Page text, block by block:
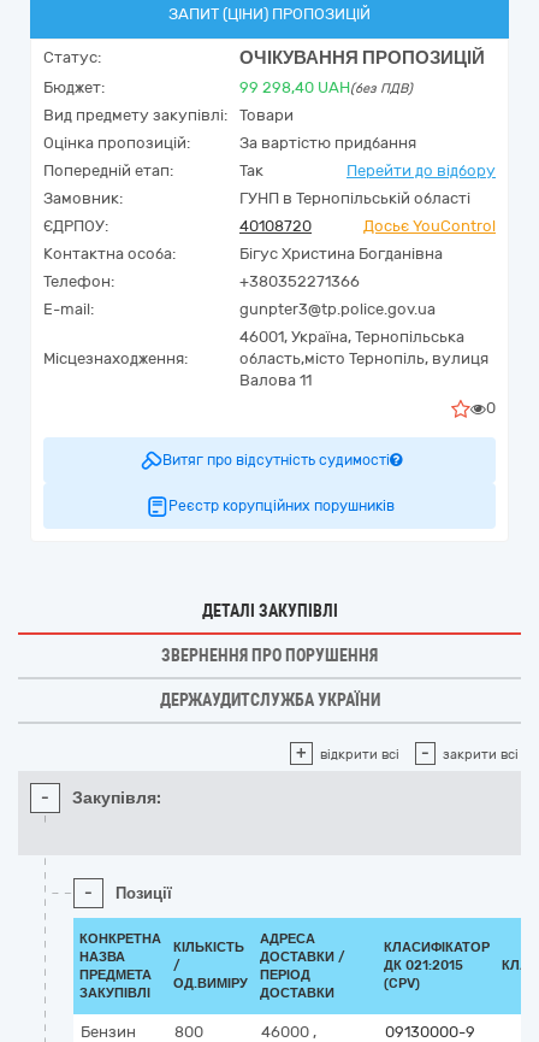
ЗАПИТ (ЦІНИ) ПРОПОЗИЦІЙ
Статус: ОЧІКУВАННЯ ПРОПОЗИЦІЙ
Бюджет: 99 298,40 UAH(без ПДВ)
Вид предмету закупівлі:
Товари
Оцінка пропозицій:
За вартістю придбання
Попередній етап:
Так
Перейти до відбору
Замовник:
ГУНП в Тернопільській області
ЄДРПОУ:
40108720
Досьє YouControl
Контактна особа:
Бігус Христина Богданівна
Телефон:
+380352271366
E-mail:
gunpter3@tp.police.gov.ua
Місцезнаходження:
46001, Україна, Тернопільська
область,місто Тернопіль, вулиця
Валова 11
0
Витяг про відсутність судимості
Реєстр корупційних порушників
ДЕТАЛІ ЗАКУПІВЛІ
ЗВЕРНЕННЯ ПРО ПОРУШЕННЯ
ДЕРЖАУДИТСЛУЖБА УКРАЇНИ
+ відкрити всі - закрити всі
- Закупівля:
- Позиції
КОНКРЕТНА
НАЗВА
ПРЕДМЕТА
ЗАКУПІВЛІ
КІЛЬКІСТЬ
/
ОД.ВИМІРУ
АДРЕСА
ДОСТАВКИ /
ПЕРІОД
ДОСТАВКИ
КЛАСИФІКАТОР
ДК 021:2015
(CPV)
Бензин
800
46000 ,
09130000-9